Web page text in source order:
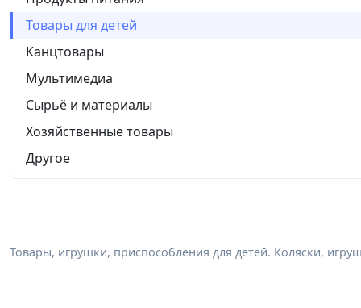
Товары для детей
Канцтовары
Мультимедиа
Сырьё и материалы
Хозяйственные товары
Другое
Товары, игрушки, приспособления для детей. Коляски,